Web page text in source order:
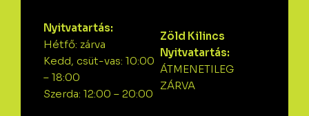
Nyitvatartás:
Hétfő: zárva
Kedd, csüt-vas: 10:00
– 18:00
Szerda: 12:00 – 20:00
Zöld Kilincs
Nyitvatartás:
ÁTMENETILEG
ZÁRVA